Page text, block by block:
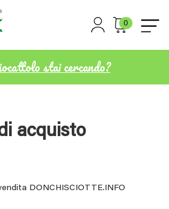
0
stai cercando?
acquisto
DONCHISCIOTTE.INFO